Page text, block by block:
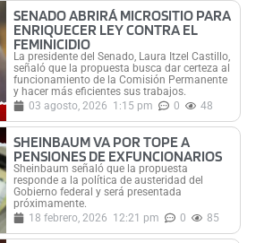
SENADO ABRIRÁ MICROSITIO PARA
ENRIQUECER LEY CONTRA EL
FEMINICIDIO
La presidente del Senado, Laura Itzel Castillo,
señaló que la propuesta busca dar certeza al
funcionamiento de la Comisión Permanente
y hacer más eficientes sus trabajos.
03 agosto, 2026 1:15 pm 0 48
SHEINBAUM VA POR TOPE A
PENSIONES DE EXFUNCIONARIOS
Sheinbaum señaló que la propuesta
responde a la política de austeridad del
Gobierno federal y será presentada
próximamente.
18 febrero, 2026 12:21 pm 0 85